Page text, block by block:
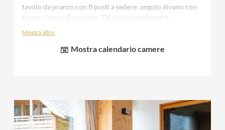
tavolo da pranzo con 8 posti a sedere; angolo divano con
forno a legna, flat screen, TV, sauna con finestra
separato & WC, terrazza con area per sedersi e vasca hot
tub, 1 posto auto coperto, biancheria da letto,
Mostra altro
Mostra calendario camere